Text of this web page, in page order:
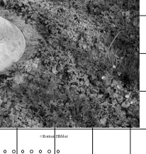
© Roman Häbler
→